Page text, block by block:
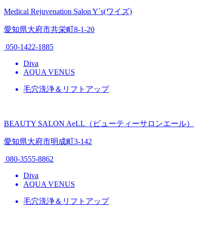
Medical Rejuvenation Salon Y`s(ワイズ)
愛知県大府市共栄町8-1-20
050-1422-1885
Diva
AQUA VENUS
毛穴洗浄＆リフトアップ
BEAUTY SALON AeLL（ビューティーサロンエール）
愛知県大府市明成町3-142
080-3555-8862
Diva
AQUA VENUS
毛穴洗浄＆リフトアップ